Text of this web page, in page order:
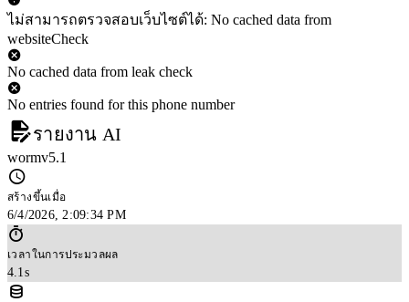
ไม่สามารถตรวจสอบเว็บไซต์ได้: No cached data from
websiteCheck
No cached data from leak check
No entries found for this phone number
รายงาน AI
wormv5.1
สร้างขึ้นเมื่อ
6/4/2026, 2:09:34 PM
เวลาในการประมวลผล
4.1s